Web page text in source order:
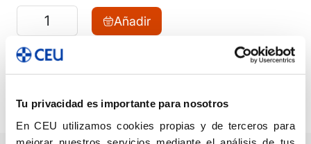
Tu privacidad es importante para nosotros
En CEU utilizamos cookies propias y de terceros para
Grandes
maestros
del
Derecho:
José
Castán,
Antonio
Añadir
Compartir
Leer primeras páginas Ver índice